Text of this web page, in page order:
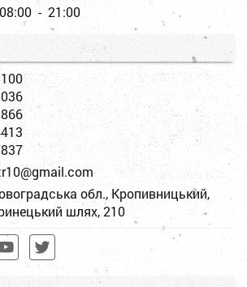
08:00 - 21:00
0@gmail.com
обл., Кропивницький,
шлях, 210